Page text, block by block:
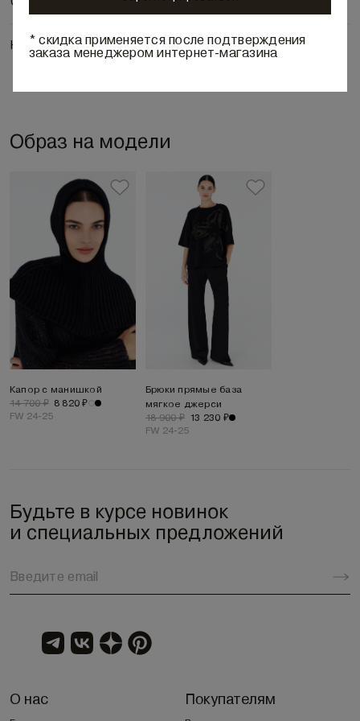
Наличие в бутиках
Образ на модели
Капор с манишкой
14 700 ₽ 8 820 ₽
FW 24-25
Брюки прямые база
мягкое джерси
18 900 ₽ 13 230 ₽
FW 24-25
Будьте в курсе новинок
и специальных предложений
О нас Покупателям
* скидка применяется после подтверждения
заказа менеджером интернет-магазина